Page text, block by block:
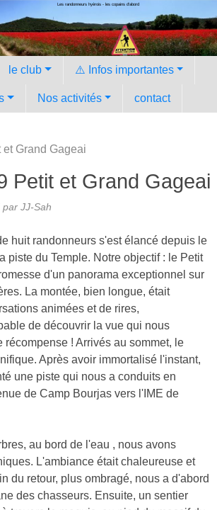
Les randonneurs hyèrois - les copains d'abord
le club ⚠️ Infos importantes
Nos activités contact
Grand Gageai
Petit et Grand Gageai
par JJ-Sah
huit randonneurs s'est élancé depuis le
piste du Temple. Notre objectif : le Petit
d'un panorama exceptionnel sur
La montée, bien longue, était
animées et de rires,
de découvrir la vue qui nous
récompense ! Arrivés au sommet, le
Après avoir immortalisé l'instant,
une piste qui nous a conduits en
de Camp Bourjas vers l'IME de
au bord de l'eau , nous avons
L'ambiance était chaleureuse et
du retour, plus ombragé, nous a d'abord
des chasseurs. Ensuite, un sentier
des cookies